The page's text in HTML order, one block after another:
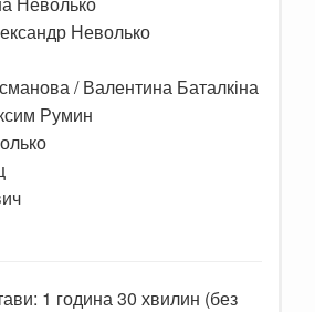
Неволько
/ Валентина Баталкіна
Румин
1 година 30 хвилин (без